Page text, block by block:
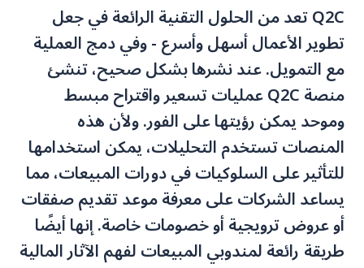
Q2C تعد من الحلول التقنية الرائعة في جعل
تطوير الأعمال أسهل وأسرع - وفي دمج العملية
مع التمويل. عند نشرها بشكل صحيح، تنشئ
منصة Q2C عمليات تسعير واقتراح مبسط
وموحد يمكن رؤيتها على الفور. ولأن هذه
المنصات تستخدم التحليلات، يمكن استخدامها
للتأثير على السلوكيات في دورات المبيعات، مما
يساعد الشركات على معرفة موعد تقديم صفقات
أو عروض ترويجية أو خصومات خاصة. إنها أيضًا
طريقة رائعة لمندوبي المبيعات لفهم الآثار المالية